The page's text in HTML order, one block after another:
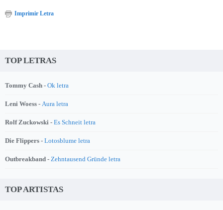
Imprimir Letra
TOP LETRAS
Tommy Cash - Ok letra
Leni Woess - Aura letra
Rolf Zuckowski - Es Schneit letra
Die Flippers - Lotosblume letra
Outbreakband - Zehntausend Gründe letra
TOP ARTISTAS